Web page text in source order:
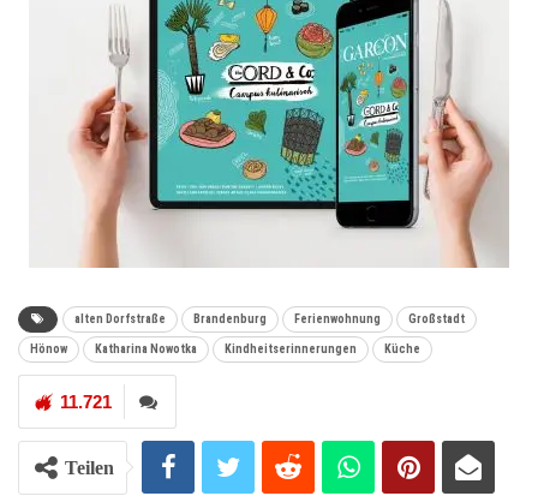
alten Dorfstraße Brandenburg Ferienwohnung Großstadt
Hönow Katharina Nowotka Kindheitserinnerungen Küche
11.721
Teilen